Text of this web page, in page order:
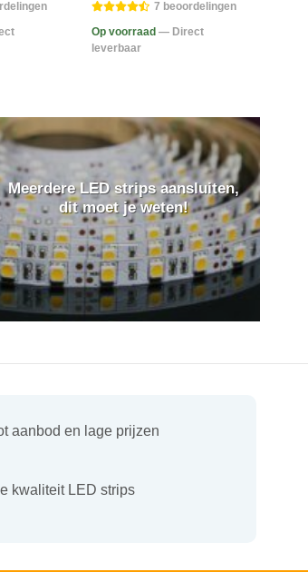
7 beoordelingen
Op voorraad — Direct
leverbaar
Meerdere LED strips aansluiten,
dit moet je weten!
aanbod en lage prijzen
kwaliteit LED strips